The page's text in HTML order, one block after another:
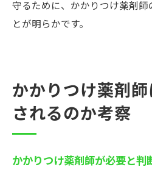
守るために、かかりつけ薬剤師
とが明らかです。
かかりつけ薬剤
されるのか考察
かかりつけ薬剤師が必要と判